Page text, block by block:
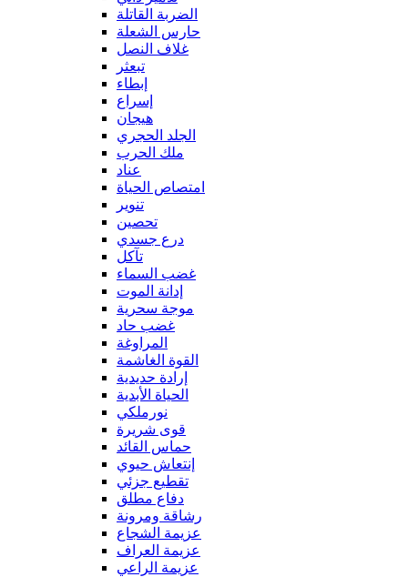
الضربة القاتلة
حارس الشعلة
غلاف النصل
تبعثر
إبطاء
إسراع
هيجان
الجلد الحجري
ملك الحرب
عناد
امتصاص الحياة
تنوير
تحصين
درع جسدي
تآكل
غضب السماء
إدانة الموت
موجة سحرية
غضب حاد
المراوغة
القوة الغاشمة
إرادة حديدية
الحياة الأبدية
نورملكي
قوى شريرة
حماس القائد
إنتعاش حيوي
تقطيع جزئي
دفاع مطلق
رشاقة ومرونة
عزيمة الشجاع
عزيمة العراف
عزيمة الراعي